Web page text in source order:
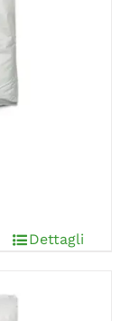
Dettagli